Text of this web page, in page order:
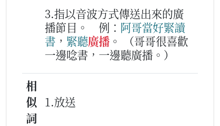
3.指以音波方式傳送出來的廣
播節目。
例： 阿哥當好緊讀
書 ， 緊聽廣播 。
（哥哥很喜歡
一邊唸書，一邊聽廣播。）
相
似
詞
1.放送